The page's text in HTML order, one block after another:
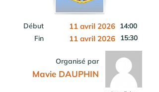
Début 11 avril 2026 14:00
Fin
11 avril 2026 15:30
Organisé par
Mavie DAUPHIN